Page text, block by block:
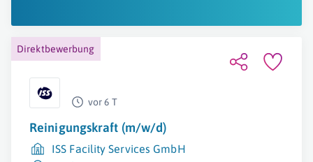
Direktbewerbung
vor 6 T
Reinigungskraft (m/w/d)
ISS Facility Services GmbH